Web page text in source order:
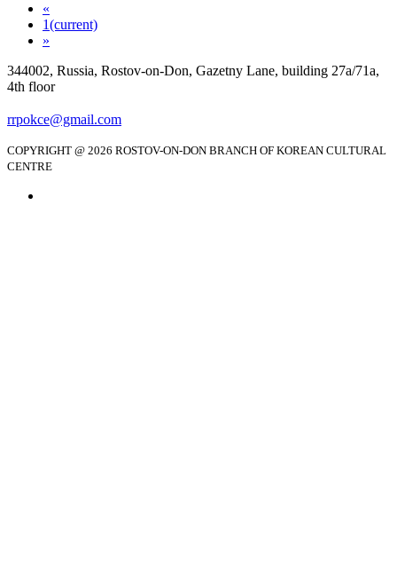
«
1(current)
»
344002, Russia, Rostov-on-Don, Gazetny Lane, building 27a/71a,
4th floor
rrpokce@gmail.com
COPYRIGHT @ 2026 ROSTOV-ON-DON BRANCH OF KOREAN CULTURAL
CENTRE